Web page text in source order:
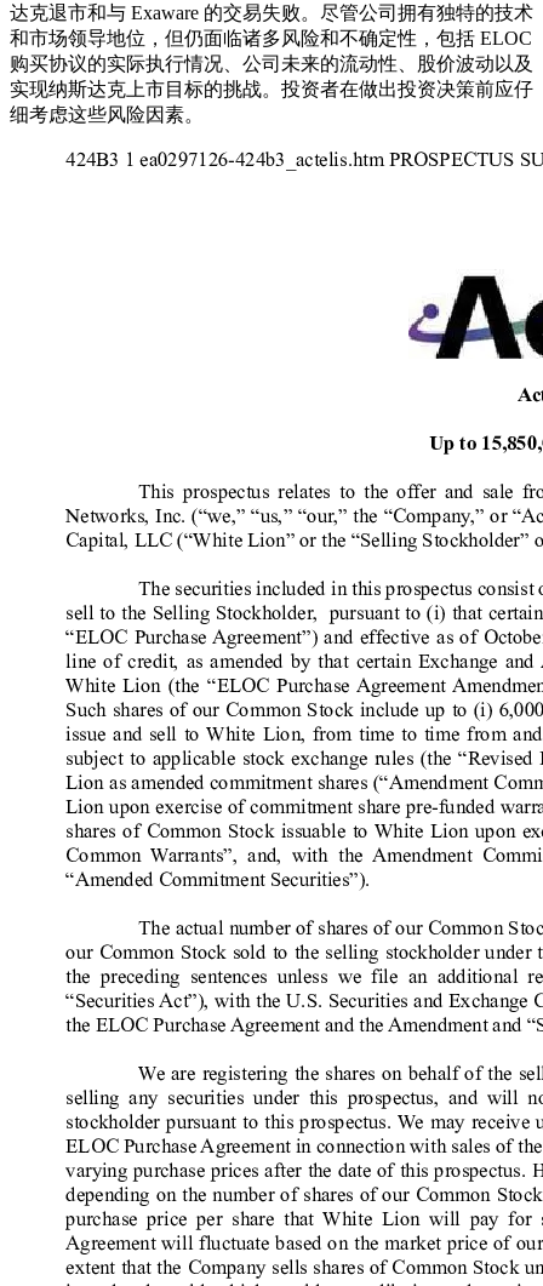
达克退市和与 Exaware 的交易失败。尽管公司拥有独特的技术
和市场领导地位，但仍面临诸多风险和不确定性，包括 ELOC
购买协议的实际执行情况、公司未来的流动性、股价波动以及
实现纳斯达克上市目标的挑战。投资者在做出投资决策前应仔
细考虑这些风险因素。